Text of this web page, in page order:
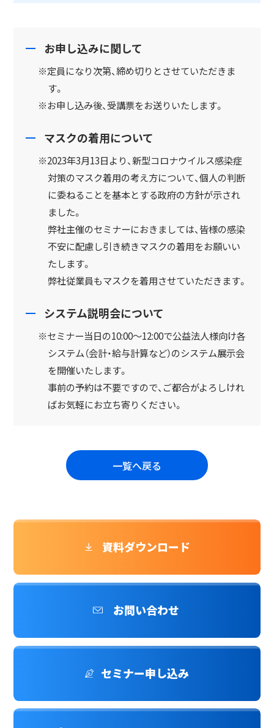
お申し込みに関して
※定員になり次第、締め切りとさせていただきま
す。
※お申し込み後、受講票をお送りいたします。
マスクの着用について
※2023年3月13日より、新型コロナウイルス感染症
対策のマスク着用の考え方について、個人の判断
に委ねることを基本とする政府の方針が示され
ました。
弊社主催のセミナーにおきましては、皆様の感染
不安に配慮し引き続きマスクの着用をお願いい
たします。
弊社従業員もマスクを着用させていただきます。
システム説明会について
※セミナー当日の10:00～12:00で公益法人様向け各
システム（会計・給与計算など）のシステム展示会
を開催いたします。
事前の予約は不要ですので、ご都合がよろしけれ
ばお気軽にお立ち寄りください。
一覧へ戻る
資料ダウンロード
お問い合わせ
セミナー申し込み